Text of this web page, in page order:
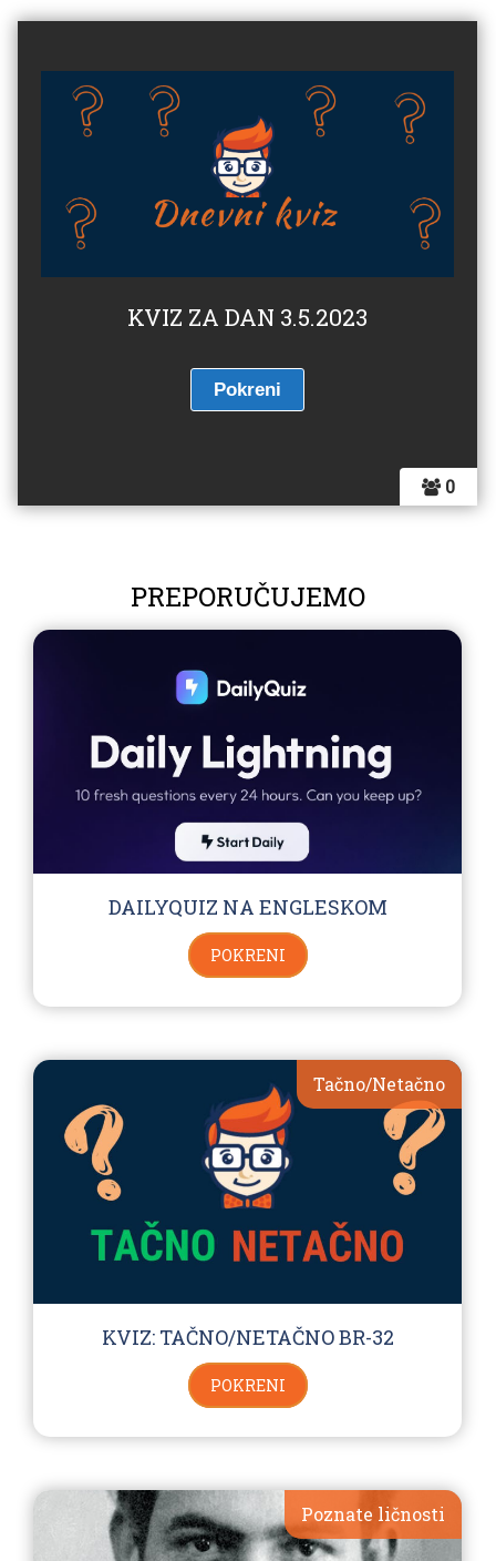
0
KVIZ ZA DAN 3.5.2023
PREPORUČUJEMO
DAILYQUIZ NA ENGLESKOM
POKRENI
Tačno/Netačno
KVIZ: TAČNO/NETAČNO BR-32
POKRENI
Poznate ličnosti